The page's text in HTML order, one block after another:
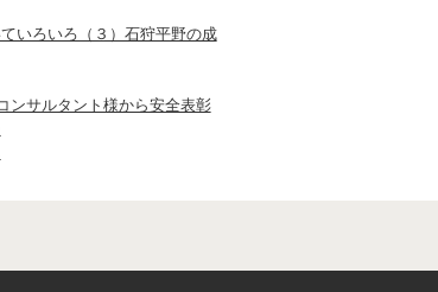
いろいろ（３）石狩平野の成
ンサルタント様から安全表彰